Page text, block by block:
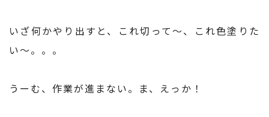
いざ何かやり出すと、これ切って～、これ色塗りた
い～。。。
うーむ、作業が進まない。ま、えっか！